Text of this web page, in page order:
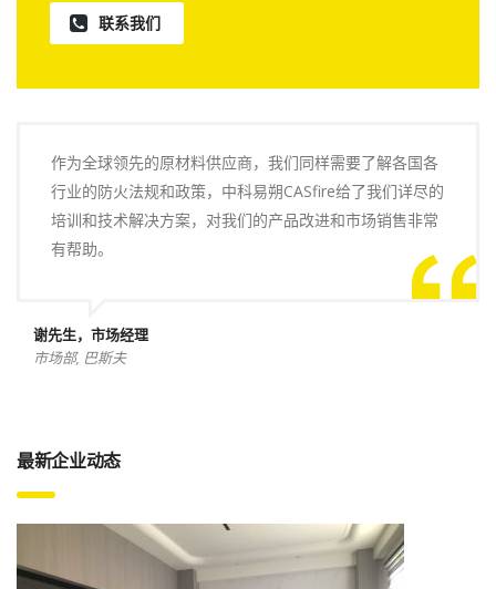
联系我们
作为全球领先的原材料供应商，我们同样需要了解各国各
行业的防火法规和政策，中科易朔CASfire给了我们详尽的
培训和技术解决方案，对我们的产品改进和市场销售非常
有帮助。
谢先生，市场经理
市场部, 巴斯夫
最新企业动态